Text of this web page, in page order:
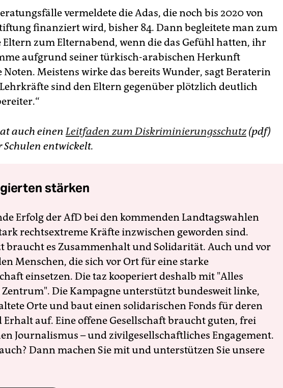
vermeldete die Adas, die noch bis 2020 von
finanziert wird, bisher 84. Dann begleitete man zum
Eltern zum Elternabend, wenn die das Gefühl hatten, ihr
aufgrund seiner türkisch-arabischen Herkunft
Noten. Meistens wirke das bereits Wunder, sagt Beraterin
Lehrkräfte sind den Eltern gegenüber plötzlich deutlich
auch einenLeitfaden zum Diskriminierungsschutz (pdf)
entwickelt.
stärken
Erfolg der AfD bei den kommenden Landtagswahlen
rechtsextreme Kräfte inzwischen geworden sind.
braucht es Zusammenhalt und Solidarität. Auch und vor
Menschen, die sich vor Ort für eine starke
einsetzen. Die taz kooperiert deshalb mit "Alles
Die Kampagne unterstützt bundesweit linke,
Orte und baut einen solidarischen Fonds für deren
Erhalt auf. Eine offene Gesellschaft braucht guten, frei
Journalismus – und zivilgesellschaftliches Engagement.
Dann machen Sie mit und unterstützen Sie unsere